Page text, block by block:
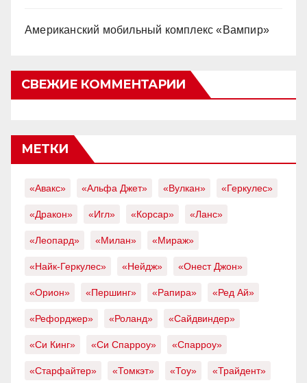
Американский мобильный комплекс «Вампир»
СВЕЖИЕ КОММЕНТАРИИ
МЕТКИ
«Авакс» «Альфа Джет» «Вулкан» «Геркулес»
«Дракон» «Игл» «Корсар» «Ланс»
«Леопард» «Милан» «Мираж»
«Найк-Геркулес» «Нейдж» «Онест Джон»
«Орион» «Першинг» «Рапира» «Ред Ай»
«Рефорджер» «Роланд» «Сайдвиндер»
«Си Кинг» «Си Спарроу» «Спарроу»
«Старфайтер» «Томкэт» «Тоу» «Трайдент»